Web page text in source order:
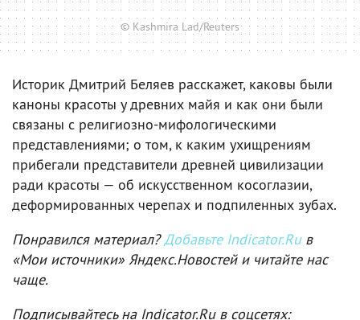
© Kashmira Lad/Reuters
Историк Дмитрий Беляев расскажет, каковы были
каноны красоты у древних майя и как они были
связаны с религиозно-мифологическими
представлениями; о том, к каким ухищрениям
прибегали представители древней цивилизации
ради красоты — об искусственном косоглазии,
деформированных черепах и подпиленных зубах.
Понравился материал?Добавьте Indicator.Ruв
«Мои источники» Яндекс.Новостей и читайте нас
чаще.
Подписывайтесь на Indicator.Ru в соцсетях: